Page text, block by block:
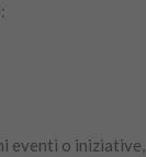
eventi o